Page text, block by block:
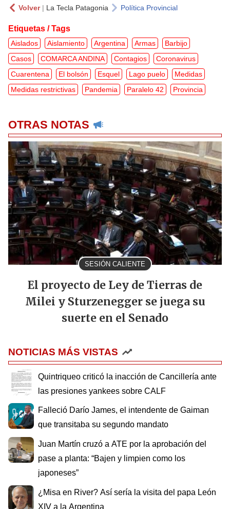
Volver| La Tecla Patagonia Política Provincial
Etiquetas / Tags
Aislados Aislamiento Argentina Armas
Barbijo
Casos
COMARCA ANDINA Contagios
Coronavirus
Cuarentena
El bolsón Esquel Lago puelo
Medidas
Medidas restrictivas
Pandemia Paralelo 42 Provincia
OTRAS NOTAS
SESIÓN CALIENTE
El proyecto de Ley de Tierras de
Milei y Sturzenegger se juega su
suerte en el Senado
NOTICIAS MÁS VISTAS
Quintriqueo criticó la inacción de Cancillería ante
las presiones yankees sobre CALF
Falleció Darío James, el intendente de Gaiman
que transitaba su segundo mandato
Juan Martín cruzó a ATE por la aprobación del
pase a planta: “Bajen y limpien como los
japoneses”
¿Misa en River? Así sería la visita del papa León
XIV a la Argentina